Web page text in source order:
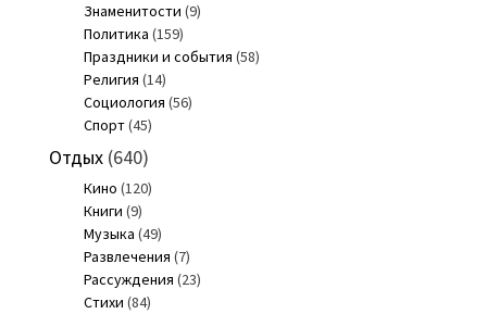
Знаменитости (9)
Политика (159)
Праздники и события (58)
Религия (14)
Социология (56)
Спорт(45)
Отдых(640)
Кино (120)
Книги (9)
Музыка (49)
Развлечения (7)
Рассуждения (23)
Стихи (84)